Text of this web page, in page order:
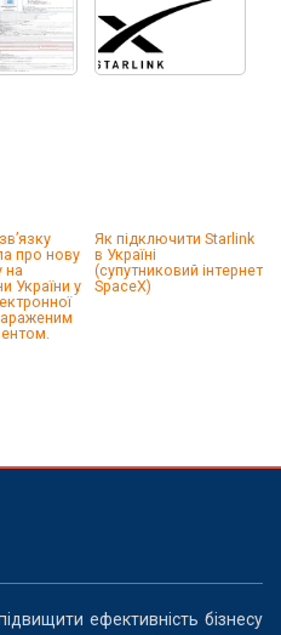
про нову
на
України у
Як підключити Starlink
в Україні
(супутниковий інтернет
SpaceX)
ефективність бізнесу